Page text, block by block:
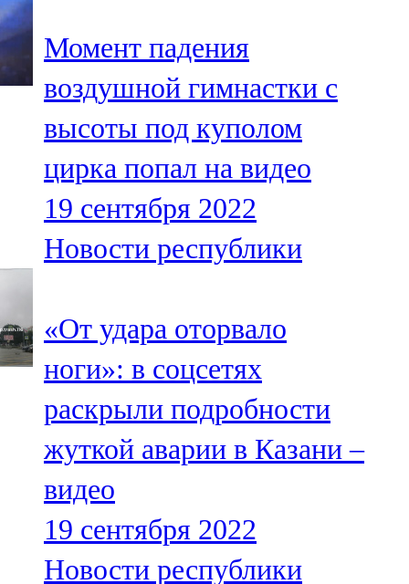
Момент падения
воздушной гимнастки с
высоты под куполом
цирка попал на видео
19 сентября 2022
Новости республики
«От удара оторвало
ноги»: в соцсетях
раскрыли подробности
жуткой аварии в Казани –
видео
19 сентября 2022
Новости республики